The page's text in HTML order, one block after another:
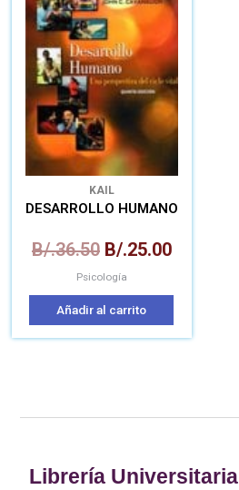
KAIL
DESARROLLO HUMANO
B/.36.50
original
era:
B/.36.50.
B/.25.00
actual
B/.25.00.
Psicología
Añadir al carrito
Librería Universitaria